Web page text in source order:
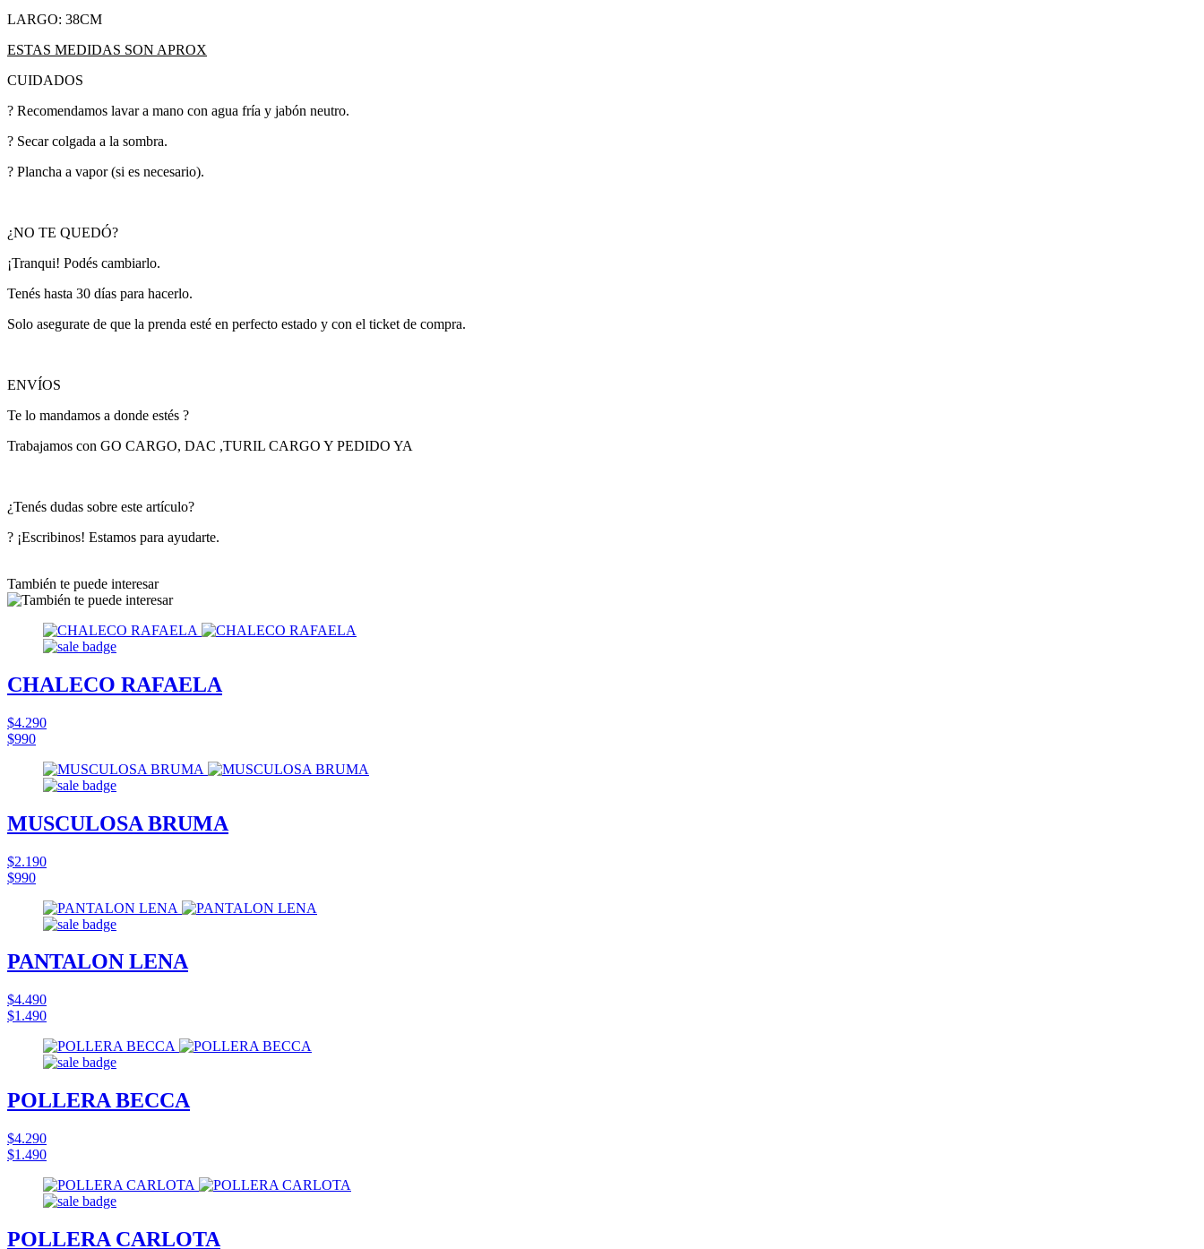
LARGO: 38CM
ESTAS MEDIDAS SON APROX
CUIDADOS
? Recomendamos lavar a mano con agua fría y jabón neutro.
? Secar colgada a la sombra.
? Plancha a vapor (si es necesario).
¿NO TE QUEDÓ?
¡Tranqui! Podés cambiarlo.
Tenés hasta 30 días para hacerlo.
Solo asegurate de que la prenda esté en perfecto estado y con el ticket de compra.
ENVÍOS
Te lo mandamos a donde estés ?
Trabajamos con GO CARGO, DAC ,TURIL CARGO Y PEDIDO YA
¿Tenés dudas sobre este artículo?
? ¡Escribinos! Estamos para ayudarte.
También te puede interesar
CHALECO RAFAELA
$4.290
$990
MUSCULOSA BRUMA
$2.190
$990
PANTALON LENA
$4.490
$1.490
POLLERA BECCA
$4.290
$1.490
POLLERA CARLOTA